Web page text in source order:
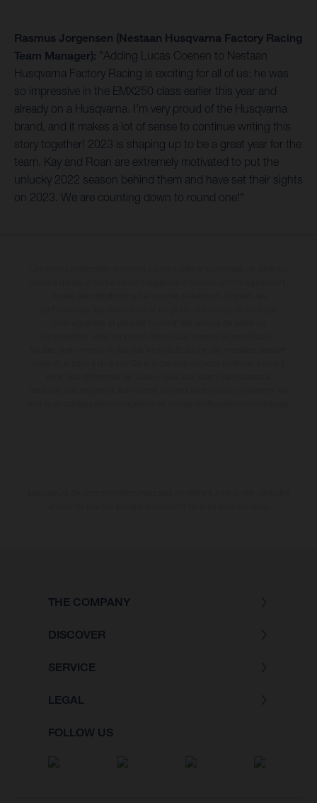
Rasmus Jorgensen (Nestaan Husqvarna Factory Racing
Team Manager):
"Adding Lucas Coenen to Nestaan
Husqvarna Factory Racing is exciting for all of us; he was
so impressive in the EMX250 class earlier this year and
already on a Husqvarna. I'm very proud of the Husqvarna
brand, and it makes a lot of sense to continue writing this
story together! 2023 is shaping up to be a great year for the
team. Kay and Roan are extremely motivated to put the
unlucky 2022 season behind them and have set their sights
on 2023. We are counting down to round one!"
THE COMPANY
DISCOVER
SERVICE
LEGAL
FOLLOW US